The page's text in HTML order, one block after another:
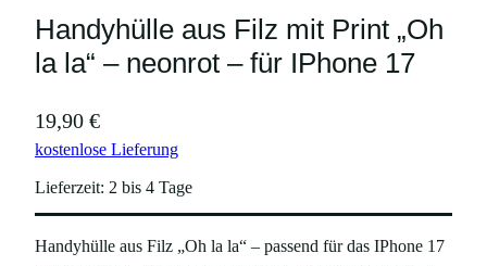
Handyhülle aus Filz mit Print „Oh
la la“ – neonrot – für IPhone 17
19,90 €
kostenlose Lieferung
Lieferzeit: 2 bis 4 Tage
Handyhülle aus Filz „Oh la la“ – passend für das IPhone 17